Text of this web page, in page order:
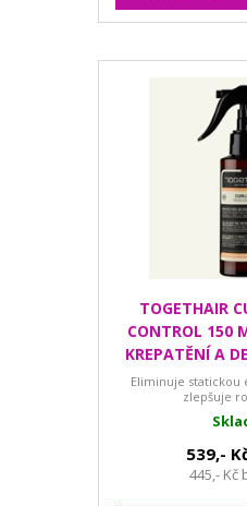
TOGETHAIR
CONTROL 150
KREPATĚNÍ A
Eliminuje statickou
zlepšuje
539,-
445,- Kč